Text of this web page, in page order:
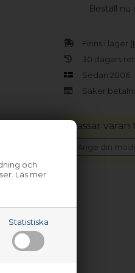
och
Läs mer
Statistiska
Beställ nu
Finns i lager
30 dagars
Sedan 2006
Säker
Passar